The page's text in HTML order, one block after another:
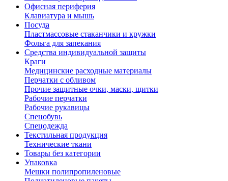
Офисная периферия
Клавиатура и мышь
Посуда
Пластмассовые стаканчики и кружки
Фольга для запекания
Средства индивидуальной защиты
Краги
Медицинские расходные материалы
Перчатки с обливом
Прочие защитные очки, маски, щитки
Рабочие перчатки
Рабочие рукавицы
Спецобувь
Спецодежда
Текстильная продукция
Технические ткани
Товары без категории
Упаковка
Мешки полипропиленовые